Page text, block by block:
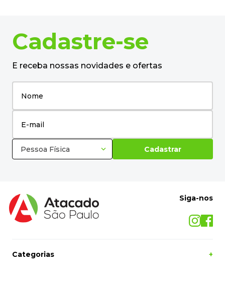
Cadastre-se
E receba nossas novidades e ofertas
Pessoa Física Cadastrar
Siga-nos
Categorias +